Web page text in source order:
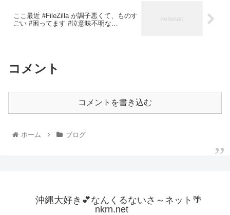
ここ最近 #FileZilla が調子悪くて、ものす
ごい #困ってます #泣意味不明な…
コメント
コメントを書き込む
ホーム ブログ
沖縄大好き💕なんくるないさ～ネット🌴
nkrn.net